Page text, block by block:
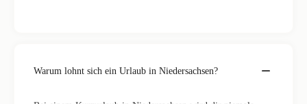
Warum lohnt sich ein Urlaub in Niedersachsen?